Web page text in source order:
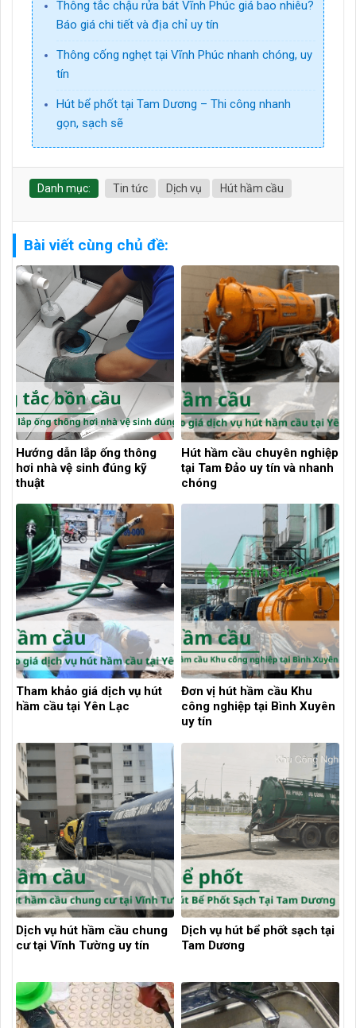
Thông tắc chậu rửa bát Vĩnh Phúc giá bao nhiêu?
Báo giá chi tiết và địa chỉ uy tín
Thông cống nghẹt tại Vĩnh Phúc nhanh chóng, uy
tín
Hút bể phốt tại Tam Dương – Thi công nhanh
gọn, sạch sẽ
Danh mục: Tin tức Dịch vụ Hút hầm cầu
Bài viết cùng chủ đề:
Hướng dẫn lắp ống thông
hơi nhà vệ sinh đúng kỹ
thuật
Hút hầm cầu chuyên nghiệp
tại Tam Đảo uy tín và nhanh
chóng
Tham khảo giá dịch vụ hút
hầm cầu tại Yên Lạc
Đơn vị hút hầm cầu Khu
công nghiệp tại Bình Xuyên
uy tín
Dịch vụ hút hầm cầu chung
cư tại Vĩnh Tường uy tín
Dịch vụ hút bể phốt sạch tại
Tam Dương